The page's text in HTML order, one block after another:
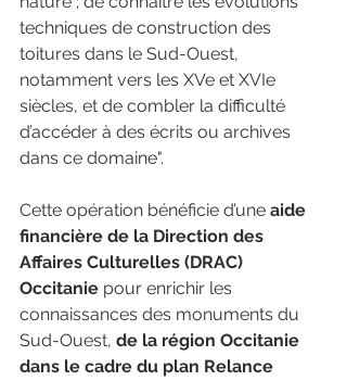
techniques de construction des
toitures dans le Sud-Ouest,
notamment vers les XVe et XVIe
siècles, et de combler la difficulté
d’accéder à des écrits ou archives
dans ce domaine".
Cette opération bénéficie d’une aide
financière de la Direction des
Affaires Culturelles (DRAC)
Occitanie pour enrichir les
connaissances des monuments du
Sud-Ouest, de la région Occitanie
dans le cadre du plan Relance